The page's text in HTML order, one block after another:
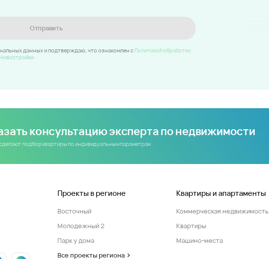
Отправить
данных и подтверждаю, что ознакомлен c Политикой обработки
консультацию эксперта по недвижимости
подбор квартиры по индивидуальным параметрам
Проекты в регионе
Восточный
Молодежный 2
Парк у дома
Все проекты региона
Квартиры и апартаменты
Коммерческая недвижимость
Квартиры
Машино-места